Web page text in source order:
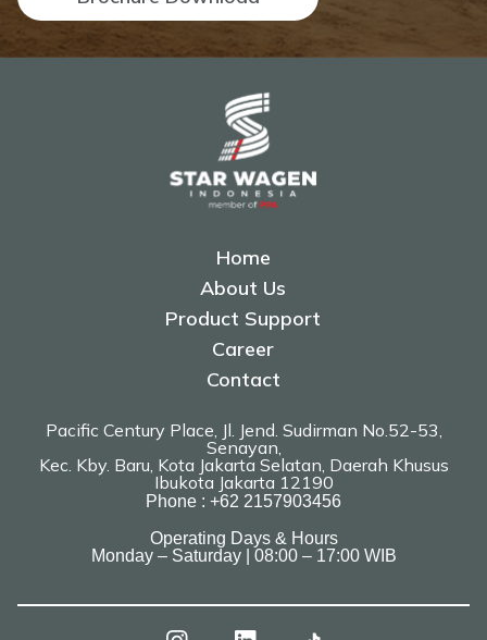
Home
About Us
Product Support
Career
Contact
Pacific Century Place, Jl. Jend. Sudirman No.52-53,
Senayan,
Kec. Kby. Baru, Kota Jakarta Selatan, Daerah Khusus
Ibukota Jakarta 12190
Phone : +62 2157903456
Operating Days & Hours
Monday – Saturday | 08:00 – 17:00 WIB